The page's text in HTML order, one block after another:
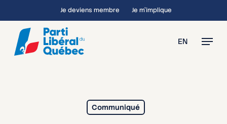
to
main
content
Je deviens membre Je m’implique
EN Menu
Communiqué